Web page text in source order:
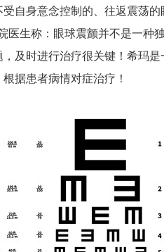
身意念控制的、往返震荡的
医生称：眼球震颤并不是一种
及时进行治疗很关键！希玛
据患者病情对症治疗！